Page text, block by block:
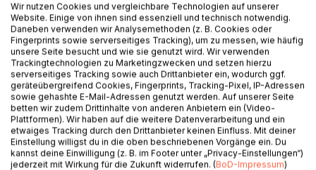
BESCHREIBUNG
In diesem Buch werden das Wesen des Schönen und die
Triebkraft zum Lieben erläutert. Darüber hinaus wird
gezeigt, dass der Mensch unfähig ist, die Liebe gegen
Risiken zu versichern und dass er nicht imstande ist, das
wahre Schöne zu erkennen und es zu definieren. Diese
Unfähigkeit haftet an ihm das ganze Leben lang, und zwar
in guten wie in schlechten Zeiten.
Wir nutzen Cookies und vergleichbare Technologien auf unserer
Website. Einige von ihnen sind essenziell und technisch notwendig.
Daneben verwenden wir Analysemethoden (z. B. Cookies oder
Fingerprints sowie serverseitiges Tracking), um zu messen, wie häufig
unsere Seite besucht und wie sie genutzt wird. Wir verwenden
Trackingtechnologien zu Marketingzwecken und setzen hierzu
serverseitiges Tracking sowie auch Drittanbieter ein, wodurch ggf.
geräteübergreifend Cookies, Fingerprints, Tracking-Pixel, IP-Adressen
sowie gehashte E-Mail-Adressen genutzt werden. Auf unserer Seite
betten wir zudem Drittinhalte von anderen Anbietern ein (Video-
Plattformen). Wir haben auf die weitere Datenverarbeitung und ein
etwaiges Tracking durch den Drittanbieter keinen Einfluss. Mit deiner
Einstellung willigst du in die oben beschriebenen Vorgänge ein. Du
kannst deine Einwilligung (z. B. im Footer unter „Privacy-Einstellungen“)
jederzeit mit Wirkung für die Zukunft widerrufen. (BoD-Impressum)